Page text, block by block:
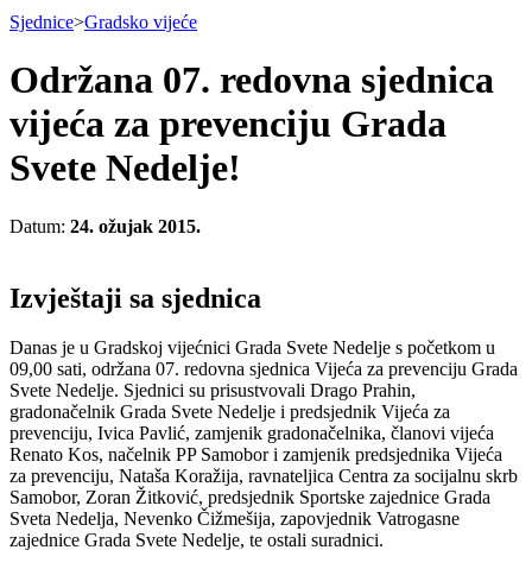
Sjednice>Gradsko vijeće
Održana 07. redovna sjednica
vijeća za prevenciju Grada
Svete Nedelje!
Datum: 24. ožujak 2015.
Izvještaji sa sjednica
Danas je u Gradskoj vijećnici Grada Svete Nedelje s početkom u
09,00 sati, održana 07. redovna sjednica Vijeća za prevenciju Grada
Svete Nedelje. Sjednici su prisustvovali Drago Prahin,
gradonačelnik Grada Svete Nedelje i predsjednik Vijeća za
prevenciju, Ivica Pavlić, zamjenik gradonačelnika, članovi vijeća
Renato Kos, načelnik PP Samobor i zamjenik predsjednika Vijeća
za prevenciju, Nataša Koražija, ravnateljica Centra za socijalnu skrb
Samobor, Zoran Žitković, predsjednik Sportske zajednice Grada
Sveta Nedelja, Nevenko Čižmešija, zapovjednik Vatrogasne
zajednice Grada Svete Nedelje, te ostali suradnici.